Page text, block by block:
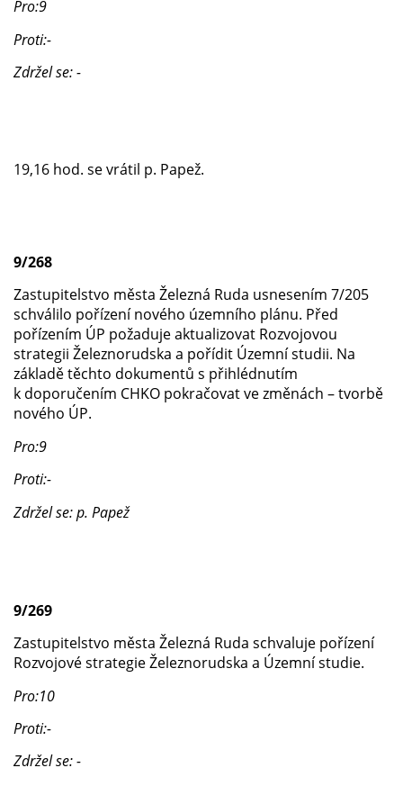
Pro:9
Proti:-
Zdržel se: -
19,16 hod. se vrátil p. Papež.
9/268
Zastupitelstvo města Železná Ruda usnesením 7/205
schválilo pořízení nového územního plánu. Před
pořízením ÚP požaduje aktualizovat Rozvojovou
strategii Železnorudska a pořídit Územní studii. Na
základě těchto dokumentů s přihlédnutím
k doporučením CHKO pokračovat ve změnách – tvorbě
nového ÚP.
Pro:9
Proti:-
Zdržel se: p. Papež
9/269
Zastupitelstvo města Železná Ruda schvaluje pořízení
Rozvojové strategie Železnorudska a Územní studie.
Pro:10
Proti:-
Zdržel se: -